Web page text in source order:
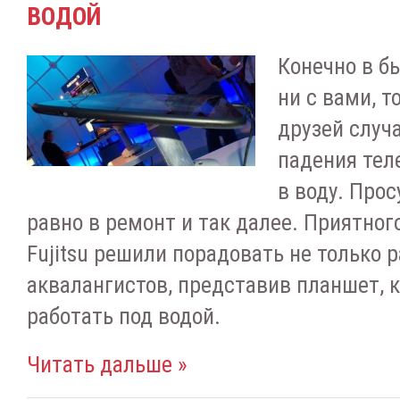
ВОДОЙ
Конечно в
ни с вами,
друзей
падения
в воду.
равно в ремонт и так далее.
Fujitsu решили порадовать не только
аквалангистов, представив планшет,
работать под водой.
Читать дальше »